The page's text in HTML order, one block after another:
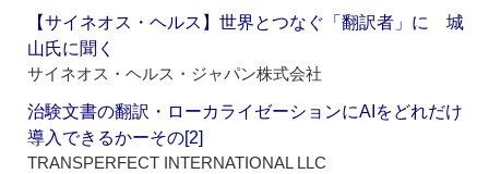
【サイネオス・ヘルス】世界とつなぐ「翻訳者」に 城
山氏に聞く
サイネオス・ヘルス・ジャパン株式会社
治験文書の翻訳・ローカライゼーションにAIをどれだけ
導入できるかーその[2]
TRANSPERFECT INTERNATIONAL LLC